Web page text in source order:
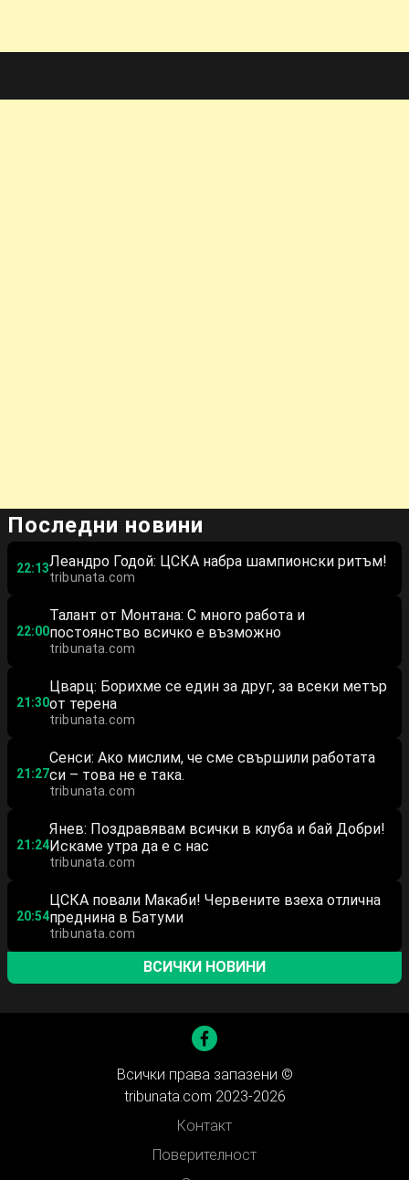
Последни новини
22:13Леандро Годой: ЦСКА набра шампионски ритъм!
tribunata.com
22:00
Талант от Монтана: С много работа и
постоянство всичко е възможно
tribunata.com
21:30
Цварц: Борихме се един за друг, за всеки метър
от терена
tribunata.com
21:27
Сенси: Ако мислим, че сме свършили работата
си – това не е така.
tribunata.com
21:24
Янев: Поздравявам всички в клуба и бай Добри!
Искаме утра да е с нас
tribunata.com
20:54
ЦСКА повали Макаби! Червените взеха отлична
преднина в Батуми
tribunata.com
ВСИЧКИ НОВИНИ
Всички права запазени ©
tribunata.com 2023-2026
Контакт
Поверителност